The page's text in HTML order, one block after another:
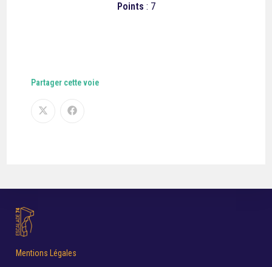
Points : 7
Partager cette voie
Mentions Légales